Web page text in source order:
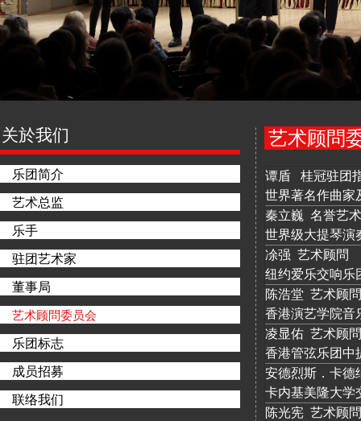
关於我们
乐团简介
艺术总监
乐手
驻团艺术家
董事局
艺术顾問委员会
乐团标志
成员招募
联络我们
艺术顾問
谭盾 桂冠驻团
世界著名作曲家
秦立巍 名誉艺
世界级大提琴演
凃强 艺术顾問
纽约爱乐交响乐
陈浩堂 艺术顾問
香港演艺学院音
凌显佑 艺术顾問
香港管弦乐团中
安德烈斯．卡德
卡内基美隆大学
陈光宪 艺术顾問